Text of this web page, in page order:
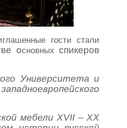
гости стали
основныхспикеров
Университета и
мебели XVII – XX